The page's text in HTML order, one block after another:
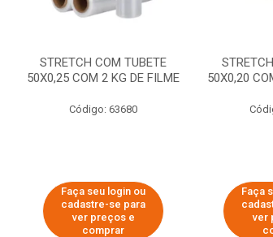
STRETCH COM TUBETE
50X0,25 COM 2 KG DE FILME
Código: 63680
Faça seu login ou
cadastre-se para
ver preços e
comprar
50X0,20
Faça
ver